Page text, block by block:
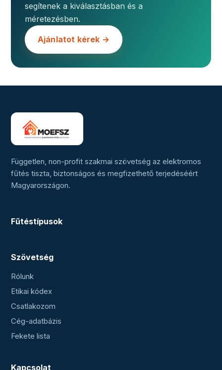
segítenek a kiválasztásban és a
méretezésben.
Ajánlatot kérek →
Független, non-profit szakmai szövetség az elektromos
fűtés tiszta, biztonságos és megfizethető terjedéséért
Magyarországon.
Fűtéstípusok
Szövetség
Rólunk
Etikai kódex
Csatlakozom
Cég-adatbázis
Fekete lista
Kapcsolat